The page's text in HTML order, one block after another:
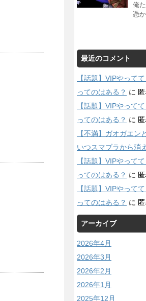
俺
憑
最近のコメント
【話題】VIPやって
ってのはある？ に
【話題】VIPやって
ってのはある？ に
【不満】ガオガエン
いつスマブラから消
【話題】VIPやって
ってのはある？ に
【話題】VIPやって
ってのはある？ に
アーカイブ
2026年4月
2026年3月
2026年2月
2026年1月
2025年12月